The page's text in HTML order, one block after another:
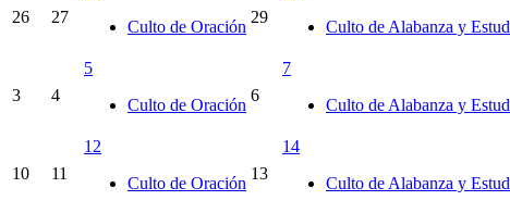
26 27
Culto de Oración
29
Culto de Alabanza y
3 4
5
Culto de Oración
6
7
Culto de Alabanza y
10 11
12
Culto de Oración
13
14
Culto de Alabanza y